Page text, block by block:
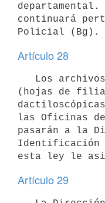
departamental.
continuará
Artículo 28
(hojas de
las Oficinas
pasarán a la
Artículo 29